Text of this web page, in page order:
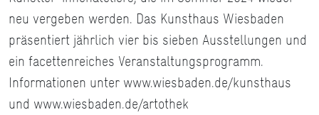
neu vergeben werden. Das Kunsthaus Wiesbaden
präsentiert jährlich vier bis sieben Ausstellungen und
ein facettenreiches Veranstaltungsprogramm.
Informationen unter www.wiesbaden.de/kunsthaus
und www.wiesbaden.de/artothek